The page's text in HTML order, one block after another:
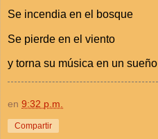
Se incendia en el bosque
Se pierde en el viento
y torna su música en un sueño
en 9:32 p.m.
Compartir